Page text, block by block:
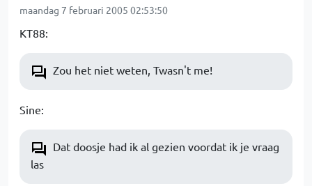
maandag 7 februari 2005 02:53:50
KT88:
Zou het niet weten, Twasn't me!
Sine:
Dat doosje had ik al gezien voordat ik je vraag
las